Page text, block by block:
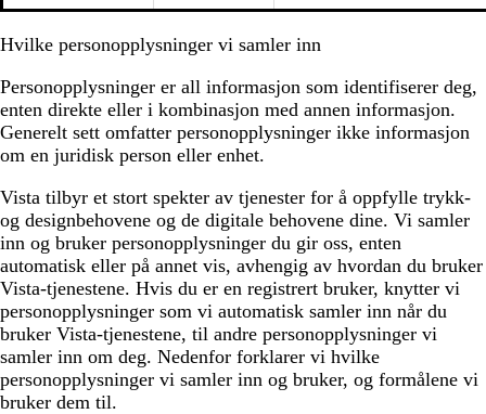
Hvilke personopplysninger vi samler inn
Personopplysninger er all informasjon som identifiserer deg,
enten direkte eller i kombinasjon med annen informasjon.
Generelt sett omfatter personopplysninger ikke informasjon
om en juridisk person eller enhet.
Vista tilbyr et stort spekter av tjenester for å oppfylle trykk-
og designbehovene og de digitale behovene dine. Vi samler
inn og bruker personopplysninger du gir oss, enten
automatisk eller på annet vis, avhengig av hvordan du bruker
Vista-tjenestene. Hvis du er en registrert bruker, knytter vi
personopplysninger som vi automatisk samler inn når du
bruker Vista-tjenestene, til andre personopplysninger vi
samler inn om deg. Nedenfor forklarer vi hvilke
personopplysninger vi samler inn og bruker, og formålene vi
bruker dem til.